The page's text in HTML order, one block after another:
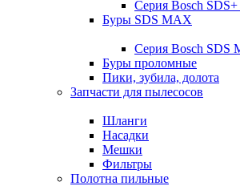
Серия Bosch
Буры SDS MAX
Серия Bosch SDS
Буры проломные
Пики, зубила, долота
Запчасти для пылесосов
Шланги
Насадки
Мешки
Фильтры
Полотна пильные